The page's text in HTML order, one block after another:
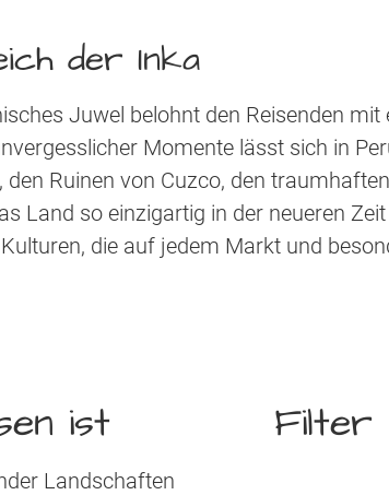
der Inka
Juwel belohnt den Reisenden
Momente lässt sich in
Ruinen von Cuzco, den
Land so einzigartig in der neueren
die auf jedem Markt und
ist
Landschaften
Filter